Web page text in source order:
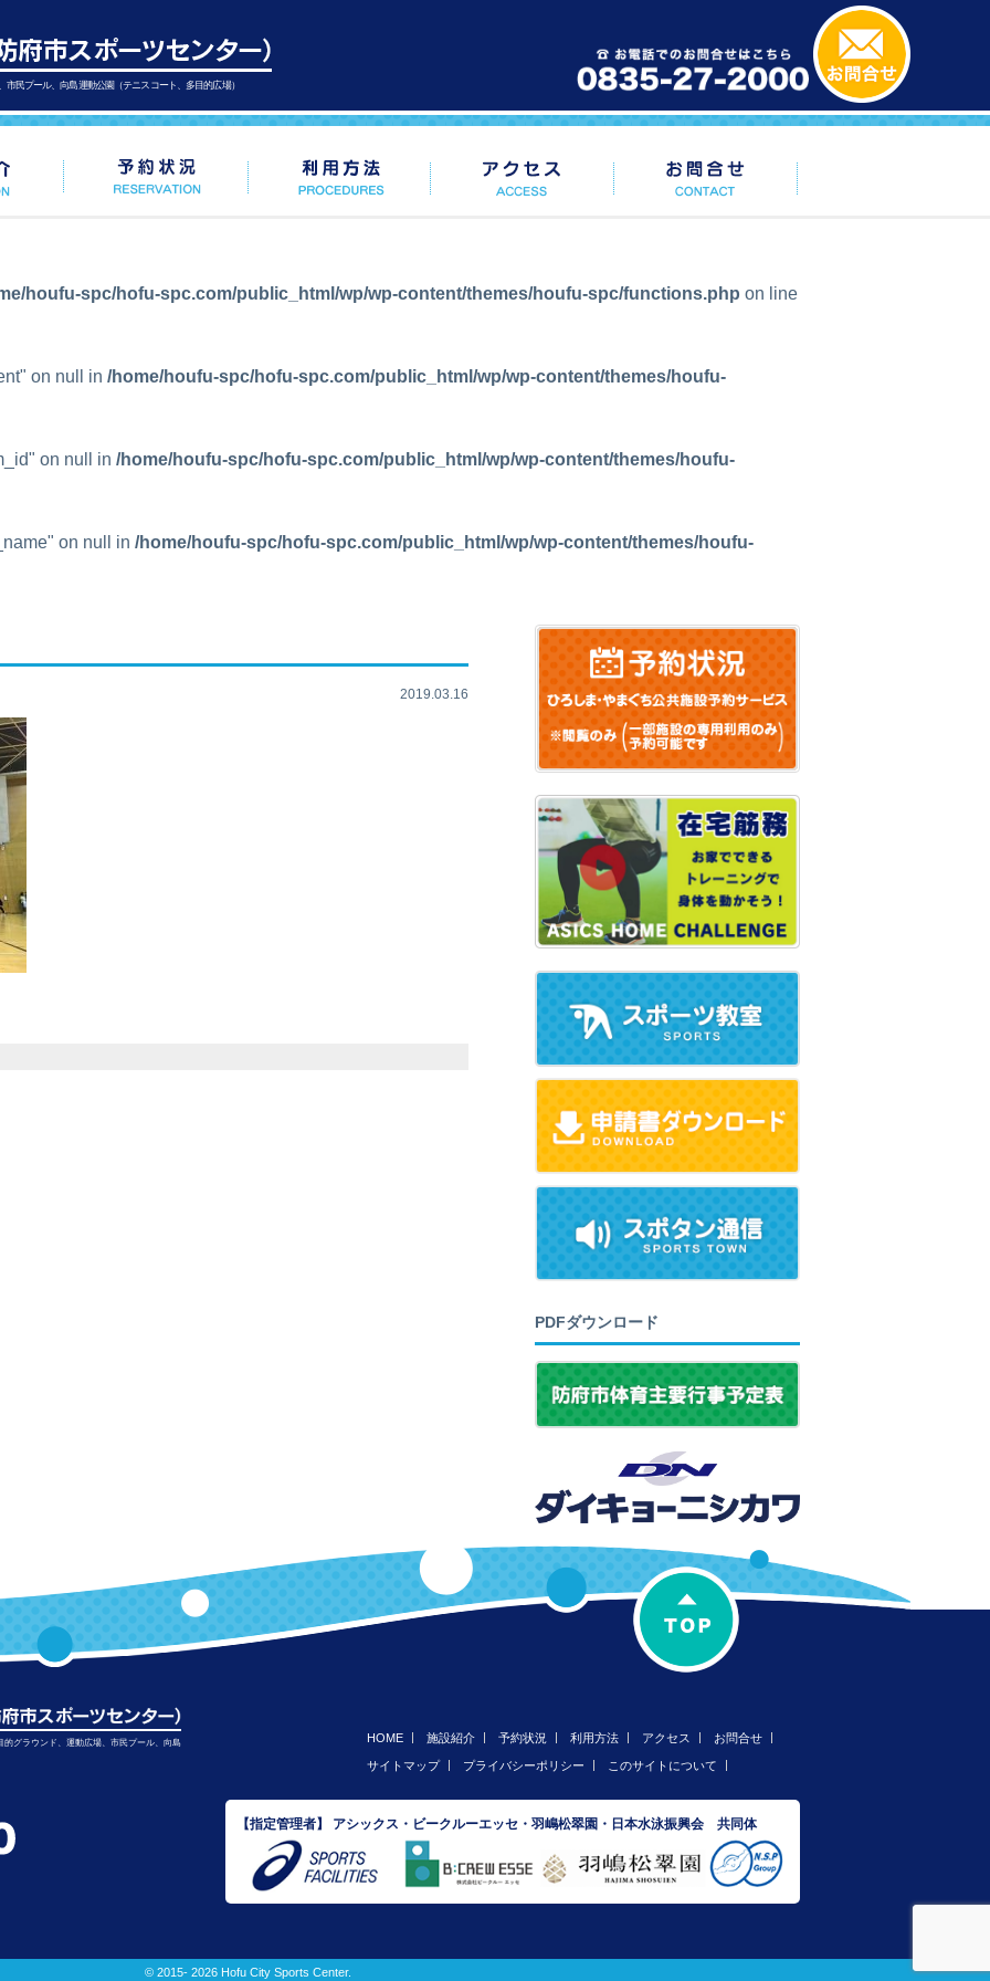
民プール、向島運動公園（テニスコート、多目的広場）
houfu-spc/hofu-spc.com/public_html/wp/wp-content/themes/houfu-spc/functions.php on line
on null in /home/houfu-spc/hofu-spc.com/public_html/wp/wp-content/themes/houfu-
on null in /home/houfu-spc/hofu-spc.com/public_html/wp/wp-content/themes/houfu-
on null in /home/houfu-spc/hofu-spc.com/public_html/wp/wp-content/themes/houfu-
2019.03.16
PDFダウンロード
グラウンド、運動広場、市民プール、向島
HOME 施設紹介 予約状況 利用方法 アクセス お問合せ
サイトマップ プライバシーポリシー このサイトについて
【指定管理者】 アシックス・ビークルーエッセ・羽嶋松翠園・日本水泳振興会 共同体
© 2015- 2026 Hofu City Sports Center.